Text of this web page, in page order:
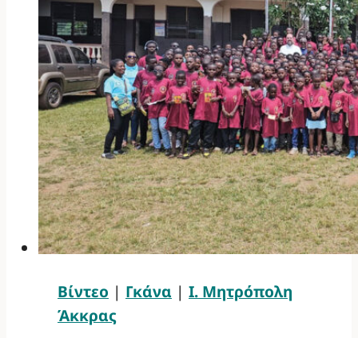
Βίντεο | Γκάνα | Ι. Μητρόπολη
Άκκρας